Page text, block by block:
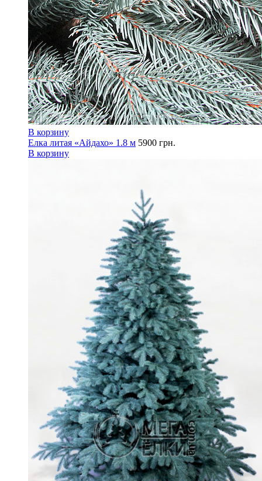
В корзину
Елка литая «Айдахо» 1.8 м 5900 грн.
В корзину